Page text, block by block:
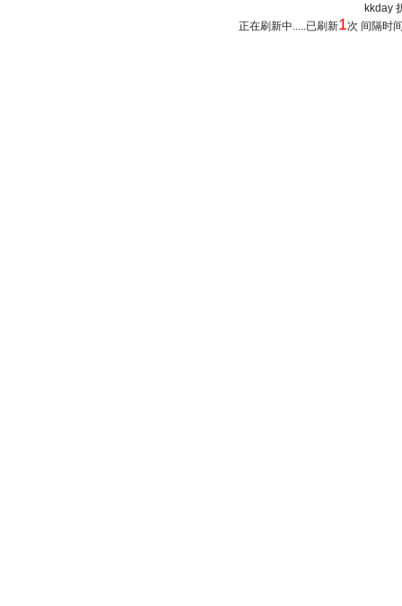
kkday
正在刷新中.....已刷新1次 间隔时